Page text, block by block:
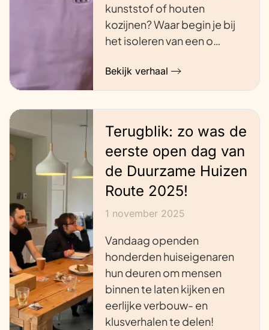
kunststof of houten
kozijnen? Waar begin je bij
het isoleren van een o…
Bekijk verhaal
Terugblik: zo was de
eerste open dag van
de Duurzame Huizen
Route 2025!
1 november 2025
Vandaag openden
honderden huiseigenaren
hun deuren om mensen
binnen te laten kijken en
eerlijke verbouw- en
klusverhalen te delen!